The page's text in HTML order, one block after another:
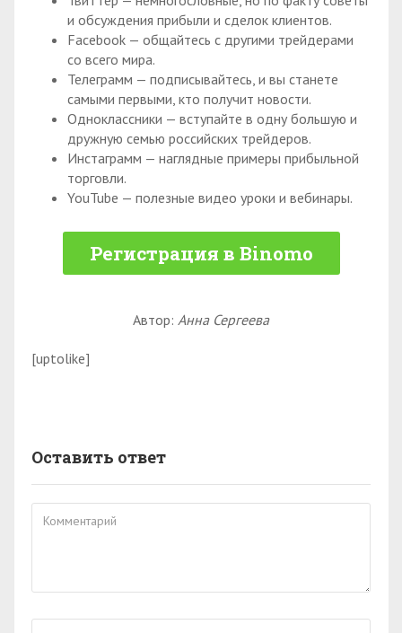
и обсуждения прибыли и сделок клиентов.
Facebook — общайтесь с другими трейдерами
со всего мира.
Телеграмм — подписывайтесь, и вы станете
самыми первыми, кто получит новости.
Одноклассники — вступайте в одну большую и
дружную семью российских трейдеров.
Инстаграмм — наглядные примеры прибыльной
торговли.
YouTube — полезные видео уроки и вебинары.
Регистрация в Binomo
Автор: Анна Сергеева
[uptolike]
Оставить ответ